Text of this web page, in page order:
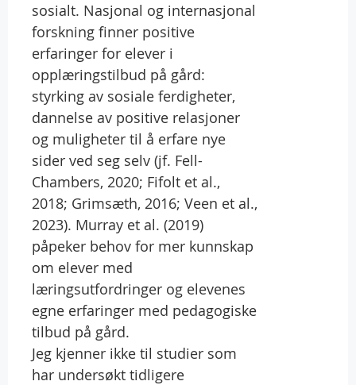
sosialt. Nasjonal og internasjonal
forskning finner positive
erfaringer for elever i
opplæringstilbud på gård:
styrking av sosiale ferdigheter,
dannelse av positive relasjoner
og muligheter til å erfare nye
sider ved seg selv (jf. Fell-
Chambers, 2020; Fifolt et al.,
2018; Grimsæth, 2016; Veen et al.,
2023). Murray et al. (2019)
påpeker behov for mer kunnskap
om elever med
læringsutfordringer og elevenes
egne erfaringer med pedagogiske
tilbud på gård.
Jeg kjenner ikke til studier som
har undersøkt tidligere